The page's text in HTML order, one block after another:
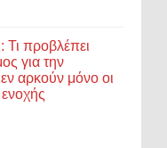
προβλέπει
για την
αρκούν μόνο οι
ενοχής